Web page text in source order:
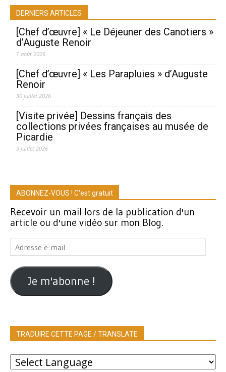
DERNIERS ARTICLES
[Chef d’œuvre] « Le Déjeuner des Canotiers »
d’Auguste Renoir
1 août 2026
[Chef d’œuvre] « Les Parapluies » d’Auguste
Renoir
30 juillet 2026
[Visite privée] Dessins français des
collections privées françaises au musée de
Picardie
9 juillet 2026
ABONNEZ-VOUS ! C'est gratuit
Recevoir un mail lors de la publication d'un
article ou d'une vidéo sur mon Blog.
Adresse
e-
mail
Je m'abonne !
TRADUIRE CETTE PAGE / TRANSLATE